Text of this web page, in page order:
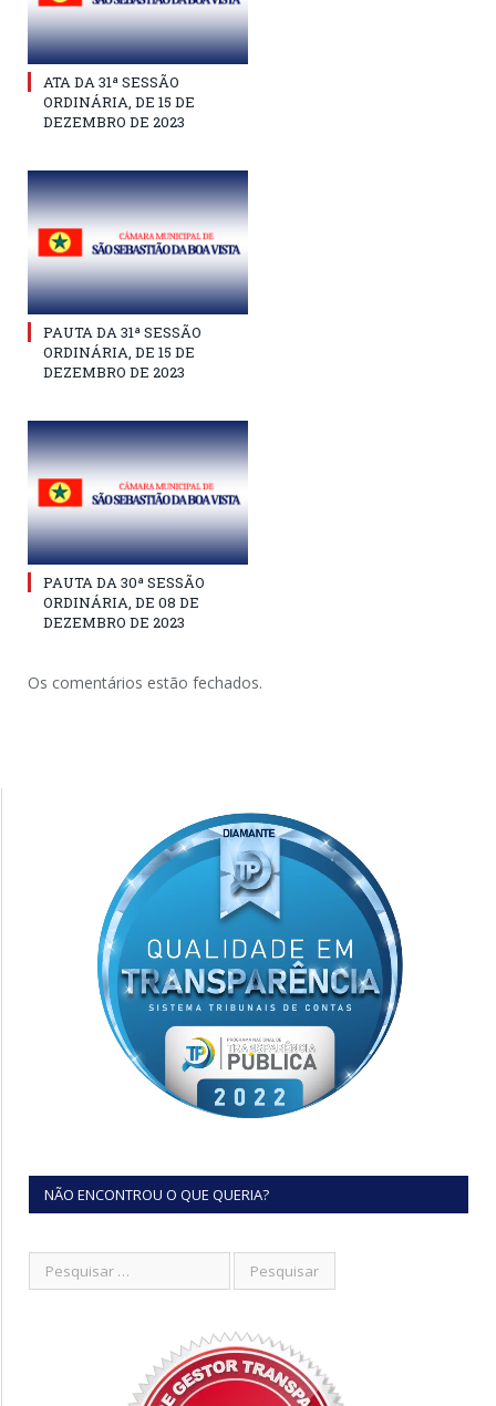
ATA DA 31ª SESSÃO
ORDINÁRIA, DE 15 DE
DEZEMBRO DE 2023
PAUTA DA 31ª SESSÃO
ORDINÁRIA, DE 15 DE
DEZEMBRO DE 2023
PAUTA DA 30ª SESSÃO
ORDINÁRIA, DE 08 DE
DEZEMBRO DE 2023
Os comentários estão fechados.
NÃO ENCONTROU O QUE QUERIA?